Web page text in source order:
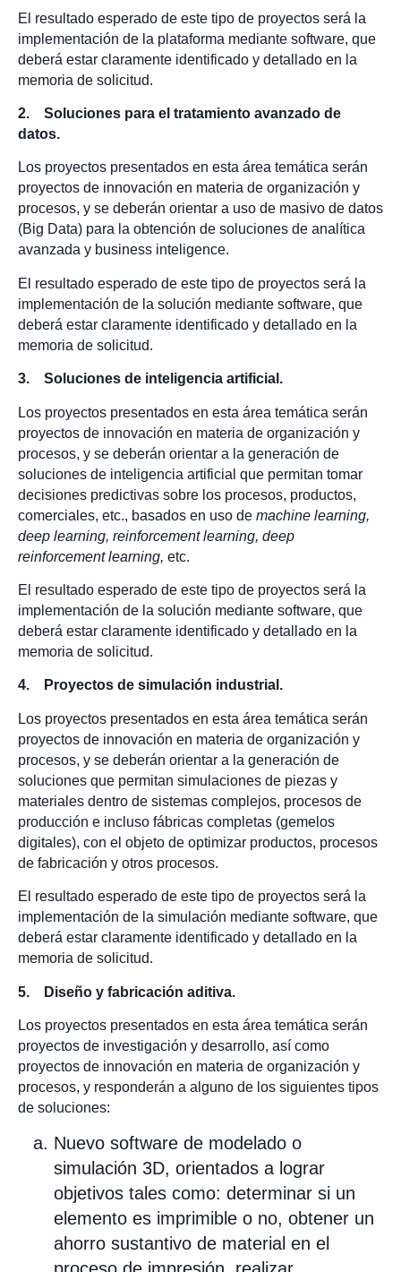
El resultado esperado de este tipo de proyectos será la
implementación de la plataforma mediante software, que
deberá estar claramente identificado y detallado en la
memoria de solicitud.
2. Soluciones para el tratamiento avanzado de
datos.
Los proyectos presentados en esta área temática serán
proyectos de innovación en materia de organización y
procesos, y se deberán orientar a uso de masivo de datos
(Big Data) para la obtención de soluciones de analítica
avanzada y business inteligence.
El resultado esperado de este tipo de proyectos será la
implementación de la solución mediante software, que
deberá estar claramente identificado y detallado en la
memoria de solicitud.
3. Soluciones de inteligencia artificial.
Los proyectos presentados en esta área temática serán
proyectos de innovación en materia de organización y
procesos, y se deberán orientar a la generación de
soluciones de inteligencia artificial que permitan tomar
decisiones predictivas sobre los procesos, productos,
comerciales, etc., basados en uso de machine learning,
deep learning, reinforcement learning, deep
reinforcement learning, etc.
El resultado esperado de este tipo de proyectos será la
implementación de la solución mediante software, que
deberá estar claramente identificado y detallado en la
memoria de solicitud.
4. Proyectos de simulación industrial.
Los proyectos presentados en esta área temática serán
proyectos de innovación en materia de organización y
procesos, y se deberán orientar a la generación de
soluciones que permitan simulaciones de piezas y
materiales dentro de sistemas complejos, procesos de
producción e incluso fábricas completas (gemelos
digitales), con el objeto de optimizar productos, procesos
de fabricación y otros procesos.
El resultado esperado de este tipo de proyectos será la
implementación de la simulación mediante software, que
deberá estar claramente identificado y detallado en la
memoria de solicitud.
5. Diseño y fabricación aditiva.
Los proyectos presentados en esta área temática serán
proyectos de investigación y desarrollo, así como
proyectos de innovación en materia de organización y
procesos, y responderán a alguno de los siguientes tipos
de soluciones:
Nuevo software de modelado o
simulación 3D, orientados a lograr
objetivos tales como: determinar si un
elemento es imprimible o no, obtener un
ahorro sustantivo de material en el